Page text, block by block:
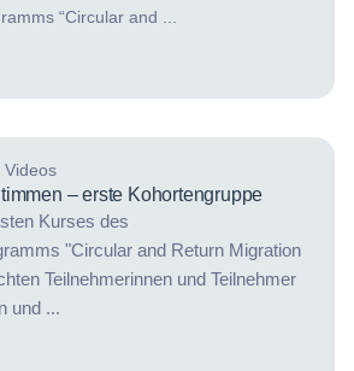
“Circular and ...
Videos
– erste Kohortengruppe
Kurses des
"Circular and Return Migration
Teilnehmerinnen und Teilnehmer
und ...